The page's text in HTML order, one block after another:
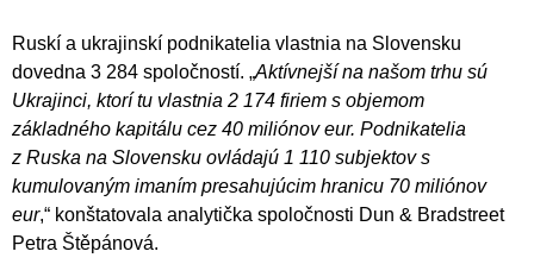
Ruskí a ukrajinskí podnikatelia vlastnia na Slovensku
dovedna 3 284 spoločností. „Aktívnejší na našom trhu sú
Ukrajinci, ktorí tu vlastnia 2 174 firiem s objemom
základného kapitálu cez 40 miliónov eur. Podnikatelia
z Ruska na Slovensku ovládajú 1 110 subjektov s
kumulovaným imaním presahujúcim hranicu 70 miliónov
eur,“ konštatovala analytička spoločnosti Dun & Bradstreet
Petra Štěpánová.